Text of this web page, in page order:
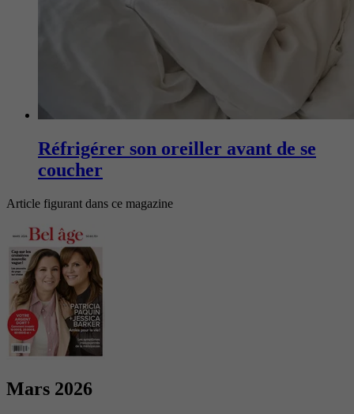
Réfrigérer son oreiller avant de se
coucher
Article figurant dans ce magazine
Mars 2026